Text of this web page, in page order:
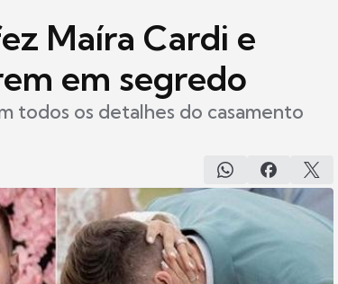
Maíra Cardi e
em segredo
todos os detalhes do casamento